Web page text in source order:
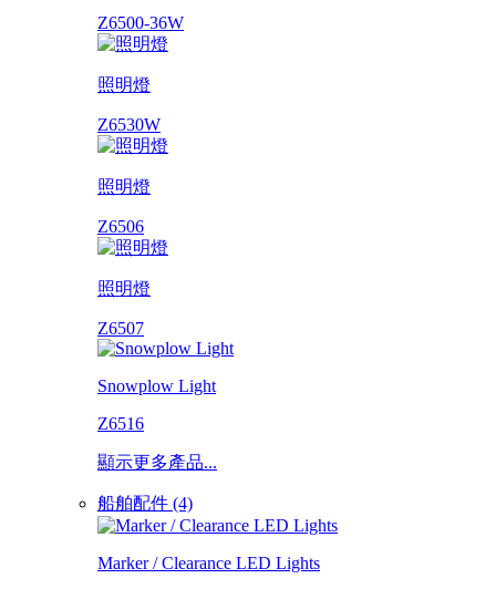
Z6500-36W
照明燈
Z6530W
照明燈
Z6506
照明燈
Z6507
Snowplow Light
Z6516
顯示更多產品...
船舶配件 (4)
Marker / Clearance LED Lights